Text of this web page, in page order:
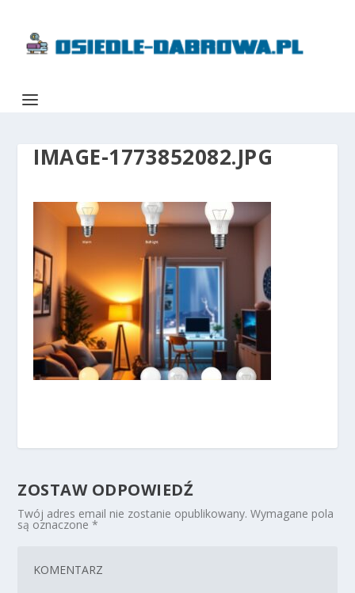
IMAGE-1773852082.JPG
ZOSTAW ODPOWIEDŹ
Twój adres email nie zostanie opublikowany. Wymagane pola
są oznaczone*